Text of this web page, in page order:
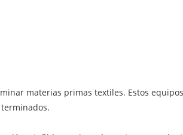
materias primas textiles. Estos